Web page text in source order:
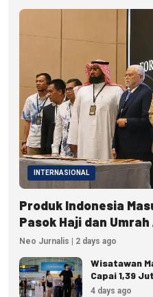
INTERNASIONAL
Produk Indonesia
Pasok Haji dan
Neo Jurnalis | 2 days ago
Wisatawan
Capai 1,39
Terbanyak
4 days ago